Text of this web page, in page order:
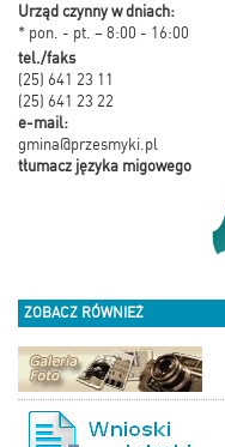
Urząd czynny w dniach:
* pon. - pt. – 8:00 - 16:00
tel./faks
(25) 641 23 11
(25) 641 23 22
e-mail:
gmina@przesmyki.pl
tłumacz języka migowego
ZOBACZ RÓWNIEŻ